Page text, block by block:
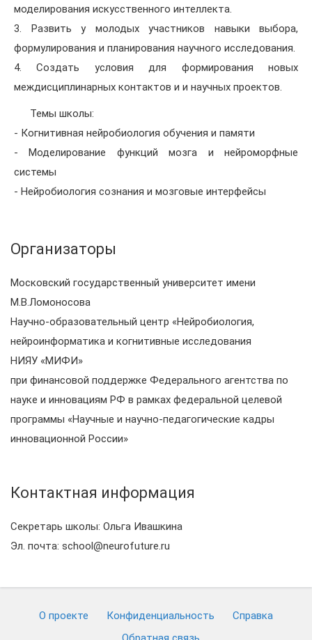
моделирования искусственного интеллекта.
3. Развить у молодых участников навыки выбора,
формулирования и планирования научного исследования.
4. Создать условия для формирования новых
междисциплинарных контактов и и научных проектов.
Темы школы:
- Когнитивная нейробиология обучения и памяти
- Моделирование функций мозга и нейроморфные
системы
- Нейробиология сознания и мозговые интерфейсы
Организаторы
Московский государственный университет имени
М.В.Ломоносова
Научно-образовательный центр «Нейробиология,
нейроинформатика и когнитивные исследования
НИЯУ «МИФИ»
при финансовой поддержке Федерального агентства по
науке и инновациям РФ в рамках федеральной целевой
программы «Научные и научно-педагогические кадры
инновационной России»
Контактная информация
Секретарь школы: Ольга Ивашкина
Эл. почта: school@neurofuture.ru
О проекте Конфиденциальность
Cправка